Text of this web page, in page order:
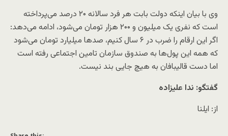
وی با بیان اینکه دولت بابت هر فرد سالانه ۲۰ درصد می‌پرداخته
است که نفری یک میلیون و ۲۰۰ هزار تومان می‌شود، ادامه می‌دهد:
اگر این ارقام را ضرب در ۶ سال کنیم، صدها میلیارد تومان می‌شود
که همه این پول‌ها به صندوق سازمان تامین اجتماعی رفته است
اما دست قالیبافان به هیچ جایی بند نیست.
گفتگو: ندا علیزاده
از: ایلنا